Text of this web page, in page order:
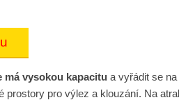
má vysokou kapacitu a vyřádit se
prostory pro výlez a klouzání. Na